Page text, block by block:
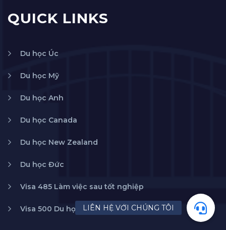
QUICK LINKS
Du học Úc
Du học Mỹ
Du học Anh
Du học Canada
Du học New Zealand
Du học Đức
Visa 485 Làm việc sau tốt nghiệp
Visa 500 Du học Úc